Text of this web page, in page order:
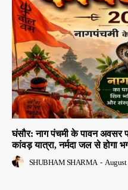
घंसौर: नाग पंचमी के पावन अवसर
कांवड़ यात्रा, नर्मदा जल से होगा
SHUBHAM SHARMA - August